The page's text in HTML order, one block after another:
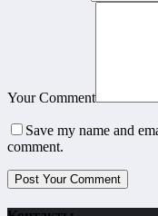
Your Comment
Save my name and
comment.